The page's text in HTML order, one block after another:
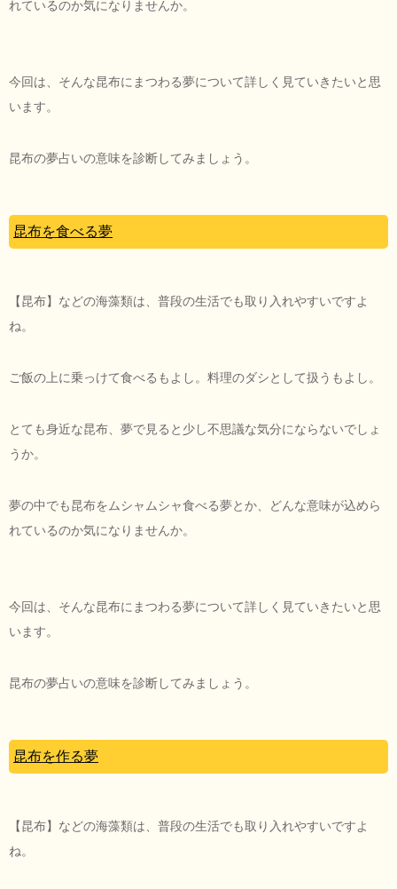
れているのか気になりませんか。
今回は、そんな昆布にまつわる夢について詳しく見ていきたいと思
います。
昆布の夢占いの意味を診断してみましょう。
昆布を食べる夢
【昆布】などの海藻類は、普段の生活でも取り入れやすいですよ
ね。
ご飯の上に乗っけて食べるもよし。料理のダシとして扱うもよし。
とても身近な昆布、夢で見ると少し不思議な気分にならないでしょ
うか。
夢の中でも昆布をムシャムシャ食べる夢とか、どんな意味が込めら
れているのか気になりませんか。
今回は、そんな昆布にまつわる夢について詳しく見ていきたいと思
います。
昆布の夢占いの意味を診断してみましょう。
昆布を作る夢
【昆布】などの海藻類は、普段の生活でも取り入れやすいですよ
ね。